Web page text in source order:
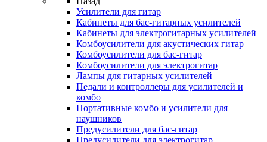
Усилители для гитар
Кабинеты для бас-гитарных усилителей
Кабинеты для электрогитарных усилителей
Комбоусилители для акустических гитар
Комбоусилители для бас-гитар
Комбоусилители для электрогитар
Лампы для гитарных усилителей
Педали и контроллеры для усилителей и
комбо
Портативные комбо и усилители для
наушников
Предусилители для бас-гитар
Предусилители для электрогитар